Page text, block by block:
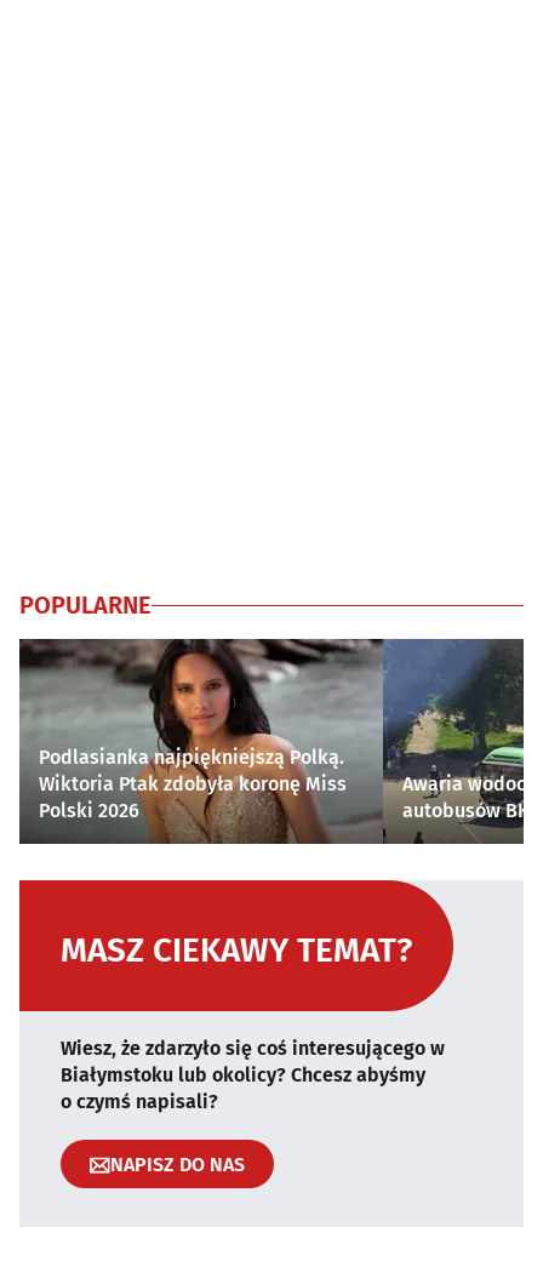
POPULARNE
Podlasianka najpiękniejszą Polką.
Wiktoria Ptak zdobyła koronę Miss
Polski 2026
Awaria
autobusów
MASZ CIEKAWY TEMAT?
Wiesz, że zdarzyło się coś interesującego w
Białymstoku lub okolicy? Chcesz abyśmy
o czymś napisali?
NAPISZ DO NAS